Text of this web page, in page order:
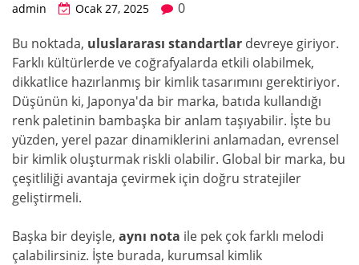
admin Ocak 27, 2025
0
Bu noktada, uluslararası standartlar devreye giriyor.
Farklı kültürlerde ve coğrafyalarda etkili olabilmek,
dikkatlice hazırlanmış bir kimlik tasarımını gerektiriyor.
Düşünün ki, Japonya'da bir marka, batıda kullandığı
renk paletinin bambaşka bir anlam taşıyabilir. İşte bu
yüzden, yerel pazar dinamiklerini anlamadan, evrensel
bir kimlik oluşturmak riskli olabilir. Global bir marka, bu
çeşitliliği avantaja çevirmek için doğru stratejiler
geliştirmeli.
Başka bir deyişle, aynı nota ile pek çok farklı melodi
çalabilirsiniz. İşte burada, kurumsal kimlik